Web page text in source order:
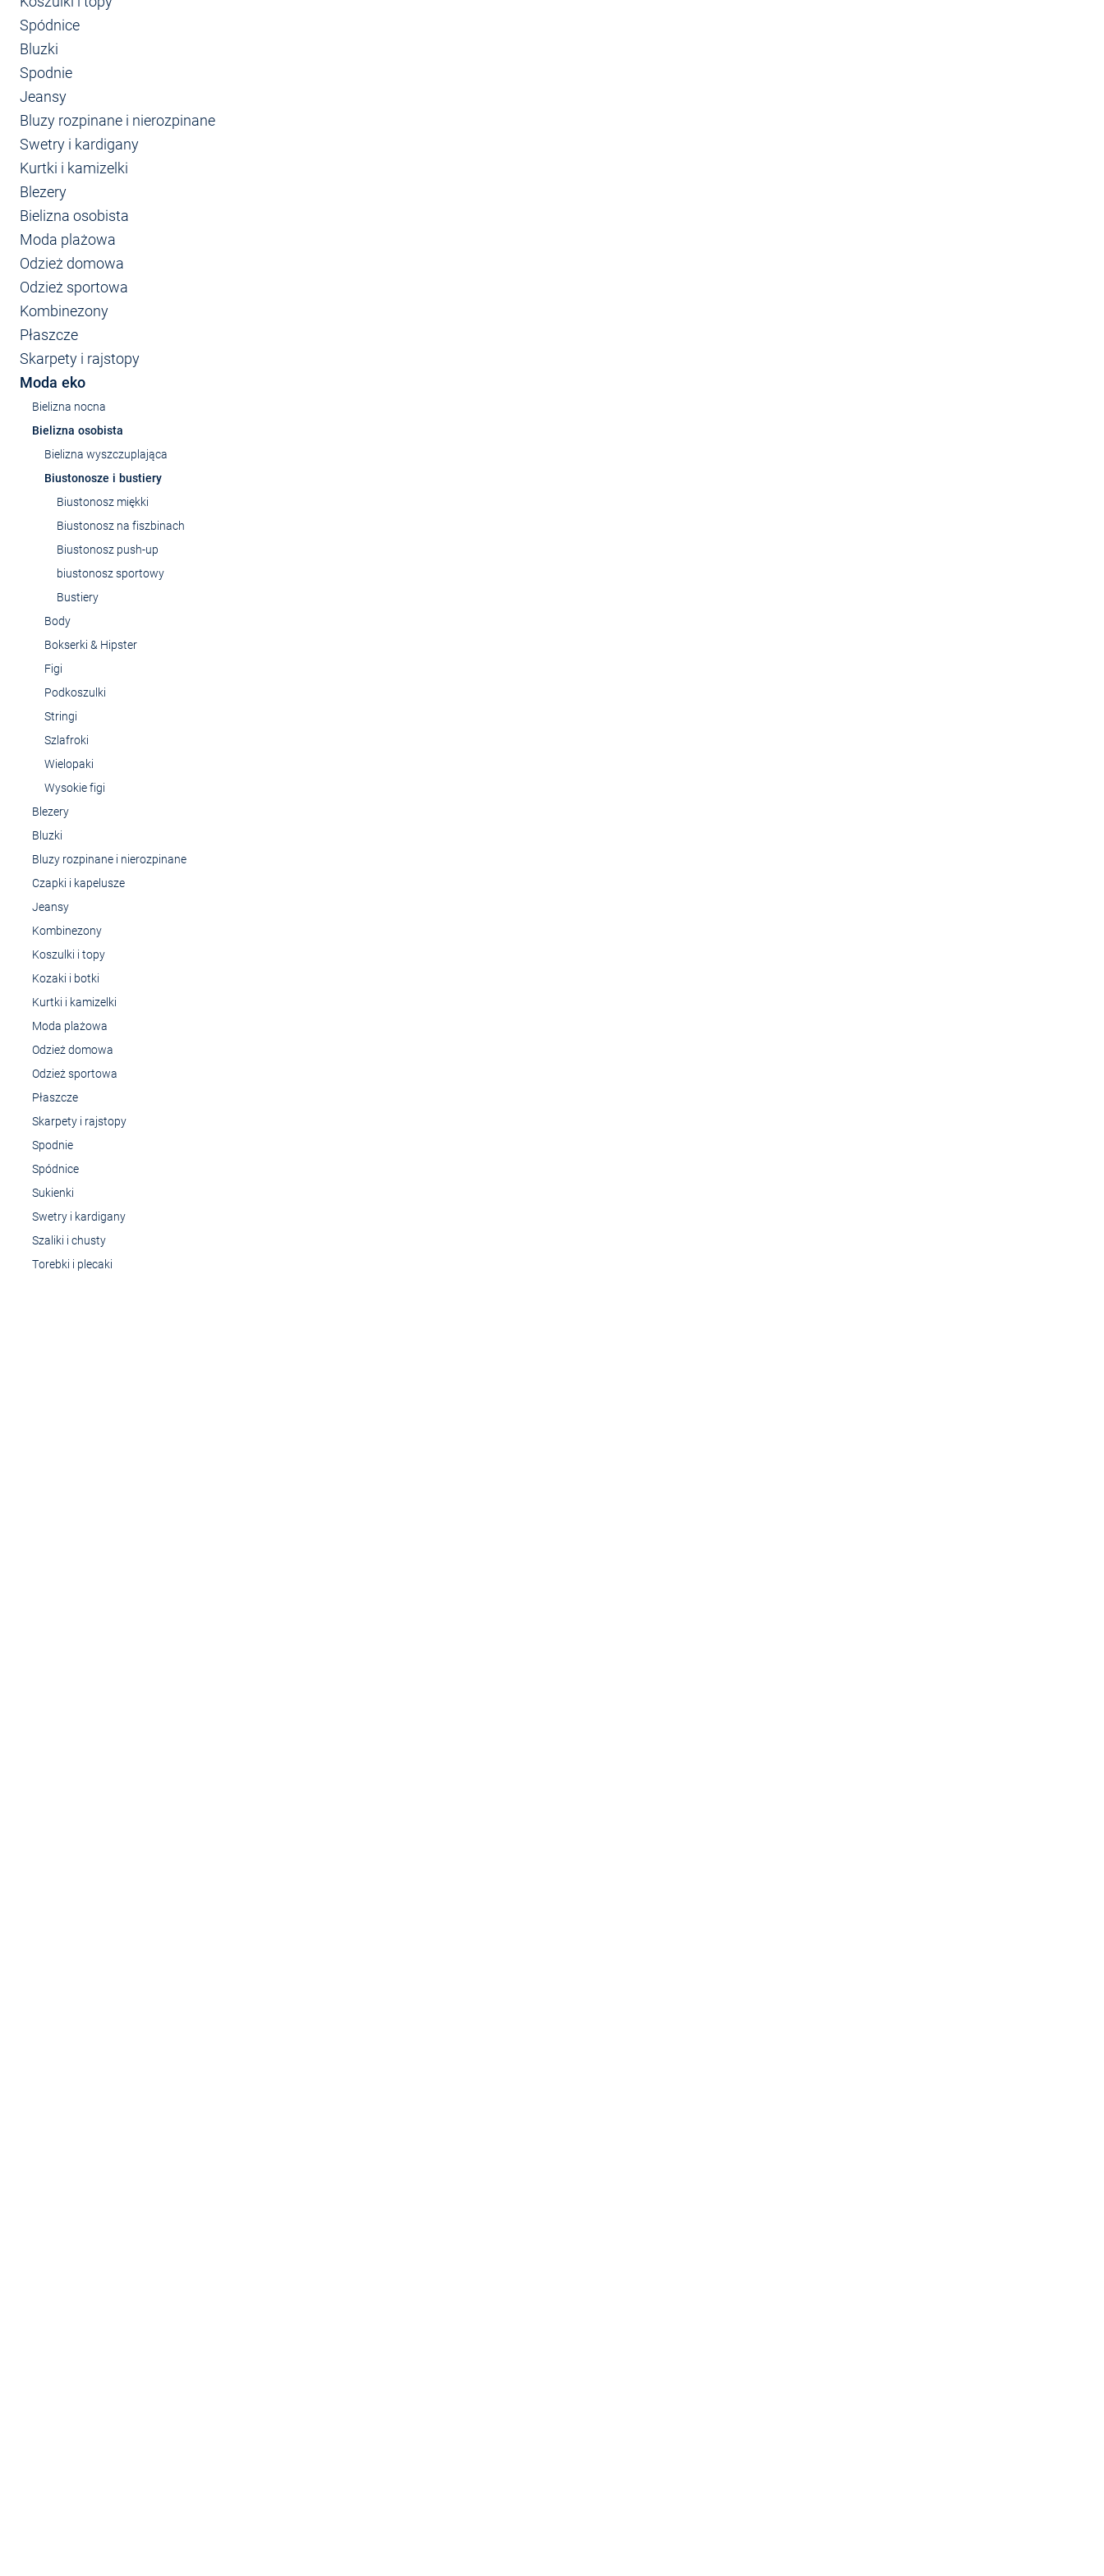
Spódnice
Bluzki
Spodnie
Jeansy
Bluzy rozpinane i nierozpinane
Swetry i kardigany
Kurtki i kamizelki
Blezery
Bielizna osobista
Moda plażowa
Odzież domowa
Odzież sportowa
Kombinezony
Płaszcze
Skarpety i rajstopy
Moda eko
Bielizna nocna
Bielizna osobista
Bielizna wyszczuplająca
Biustonosze i bustiery
Biustonosz miękki
Biustonosz na fiszbinach
Biustonosz push-up
biustonosz sportowy
Bustiery
Body
Bokserki & Hipster
Figi
Podkoszulki
Stringi
Szlafroki
Wielopaki
Wysokie figi
Blezery
Bluzki
Bluzy rozpinane i nierozpinane
Czapki i kapelusze
Jeansy
Kombinezony
Koszulki i topy
Kozaki i botki
Kurtki i kamizelki
Moda plażowa
Odzież domowa
Odzież sportowa
Płaszcze
Skarpety i rajstopy
Spodnie
Spódnice
Sukienki
Swetry i kardigany
Szaliki i chusty
Torebki i plecaki